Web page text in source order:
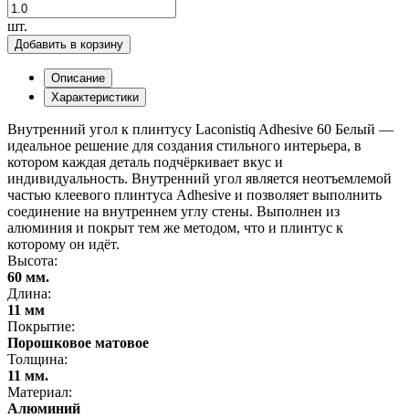
шт.
Добавить в корзину
Описание
Характеристики
Внутренний угол к плинтусу Laсonistiq Adhesive 60 Белый —
идеальное решение для создания стильного интерьера, в
котором каждая деталь подчёркивает вкус и
индивидуальность. Внутренний угол является неотъемлемой
частью клеевого плинтуса Adhesive и позволяет выполнить
соединение на внутреннем углу стены. Выполнен из
алюминия и покрыт тем же методом, что и плинтус к
которому он идёт.
Высота:
60 мм.
Длина:
11 мм
Покрытие:
Порошковое матовое
Толщина:
11 мм.
Материал:
Алюминий